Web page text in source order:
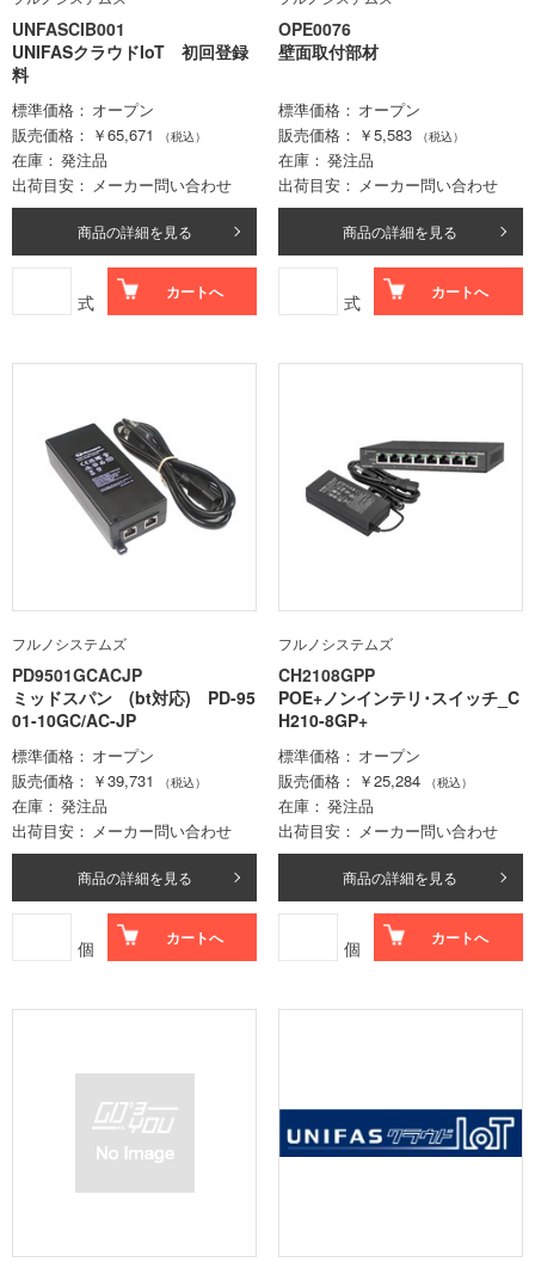
UNFASCIB001
UNIFASクラウドIoT 初回登録
料
標準価格
オープン
販売価格
￥65,671 （税込）
在庫
発注品
出荷目安
メーカー問い合わせ
商品の詳細を見る
式 カートへ
OPE0076
壁面取付部材
標準価格
オープン
販売価格
￥5,583 （税込）
在庫
発注品
出荷目安
メーカー問い合わせ
商品の詳細を見る
式 カートへ
フルノシステムズ
PD9501GCACJP
ミッドスパン (bt対応) PD-95
01-10GC/AC-JP
標準価格
オープン
販売価格
￥39,731 （税込）
在庫
発注品
出荷目安
メーカー問い合わせ
商品の詳細を見る
個 カートへ
フルノシステムズ
CH2108GPP
POE+ノンインテリ･スイッチ_C
H210-8GP+
標準価格
オープン
販売価格
￥25,284 （税込）
在庫
発注品
出荷目安
メーカー問い合わせ
商品の詳細を見る
個 カートへ